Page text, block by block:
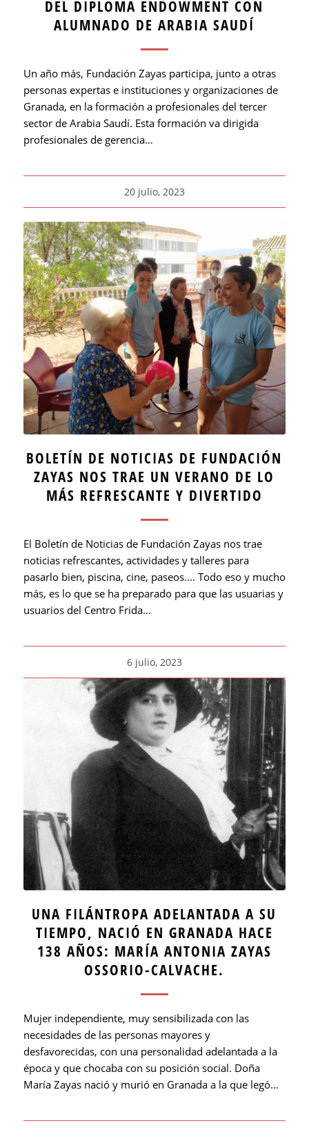
DEL DIPLOMA ENDOWMENT CON
ALUMNADO DE ARABIA SAUDÍ
Un año más, Fundación Zayas participa, junto a otras
personas expertas e instituciones y organizaciones de
Granada, en la formación a profesionales del tercer
sector de Arabia Saudí. Esta formación va dirigida
profesionales de gerencia…
20 julio, 2023
BOLETÍN DE NOTICIAS DE FUNDACIÓN
ZAYAS NOS TRAE UN VERANO DE LO
MÁS REFRESCANTE Y DIVERTIDO
El Boletín de Noticias de Fundación Zayas nos trae
noticias refrescantes, actividades y talleres para
pasarlo bien, piscina, cine, paseos.... Todo eso y mucho
más, es lo que se ha preparado para que las usuarias y
usuarios del Centro Frida…
6 julio, 2023
UNA FILÁNTROPA ADELANTADA A SU
TIEMPO, NACIÓ EN GRANADA HACE
138 AÑOS: MARÍA ANTONIA ZAYAS
OSSORIO-CALVACHE.
Mujer independiente, muy sensibilizada con las
necesidades de las personas mayores y
desfavorecidas, con una personalidad adelantada a la
época y que chocaba con su posición social. Doña
María Zayas nació y murió en Granada a la que legó…